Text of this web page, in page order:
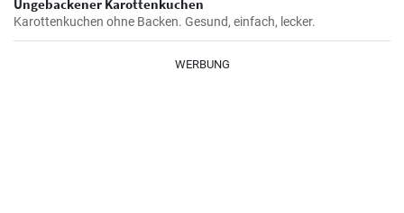
Ungebackener Karottenkuchen
Karottenkuchen ohne Backen. Gesund, einfach, lecker.
WERBUNG